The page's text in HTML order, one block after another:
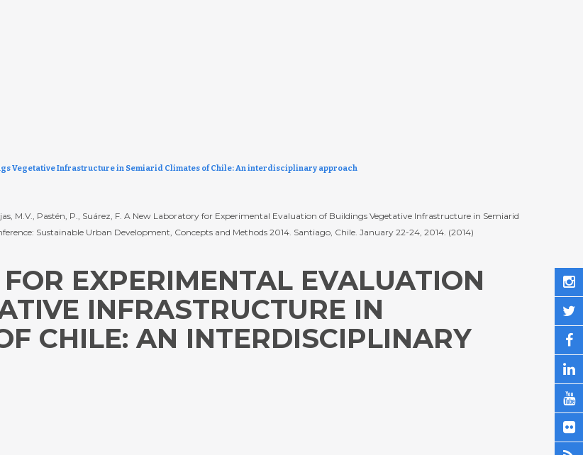
Vegetative Infrastructure in Semiarid Climates of Chile: An interdisciplinary approach
M.V., Pastén, P., Suárez, F. A New Laboratory for Experimental Evaluation of Buildings Vegetative Infrastructure in Semiarid
Sustainable Urban Development, Concepts and Methods 2014. Santiago, Chile. January 22-24, 2014. (2014)
EXPERIMENTAL EVALUATION
INFRASTRUCTURE IN
CHILE: AN INTERDISCIPLINARY